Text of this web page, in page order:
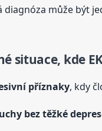
diagnóza může být
situace, kde
příznaky, kdy
bez těžké